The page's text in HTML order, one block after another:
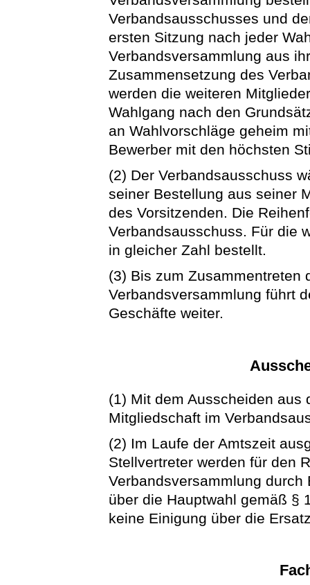
Verbandsausschusses und
ersten Sitzung nach jeder
Verbandsversammlung aus
Zusammensetzung des
werden die weiteren
Wahlgang nach den
an Wahlvorschläge geheim
Bewerber mit den höchsten
(2) Der Verbandsausschuss
seiner Bestellung aus seiner
des Vorsitzenden. Die
Verbandsausschuss. Für die
in gleicher Zahl bestellt.
(3) Bis zum Zusammentreten
Verbandsversammlung führt
Geschäfte weiter.
(1) Mit dem Ausscheiden aus
Mitgliedschaft im
(2) Im Laufe der Amtszeit
Stellvertreter werden für den
Verbandsversammlung
über die Hauptwahl gemäß §
keine Einigung über die